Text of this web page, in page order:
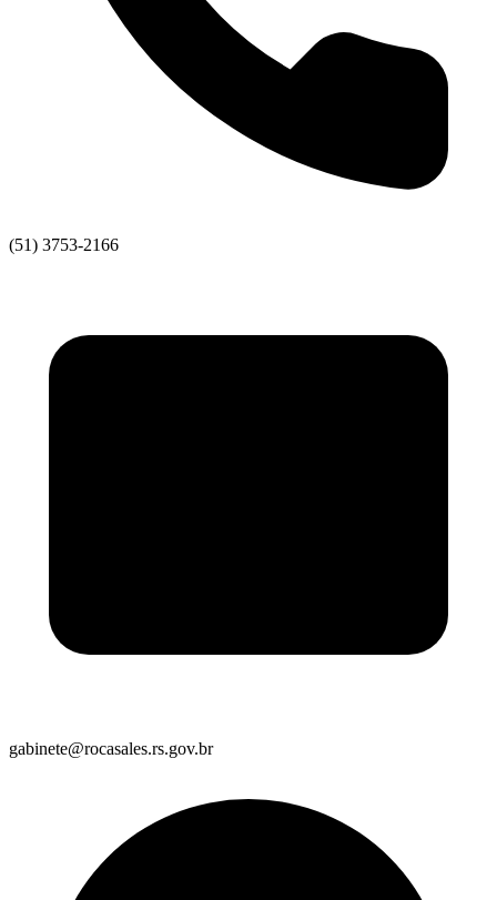
(51) 3753-2166
gabinete@rocasales.rs.gov.br